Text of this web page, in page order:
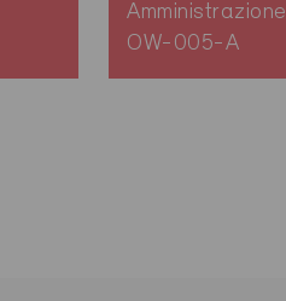
Amministrazione
OW-005-A